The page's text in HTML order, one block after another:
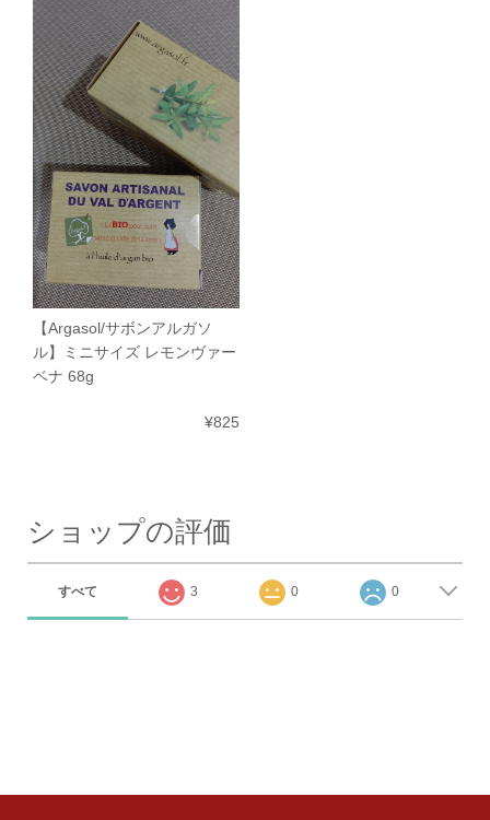
【Argasol/サボンアルガソ
ル】ミニサイズ レモンヴァー
ベナ 68g
¥825
ショップの評価
すべて 3 0 0